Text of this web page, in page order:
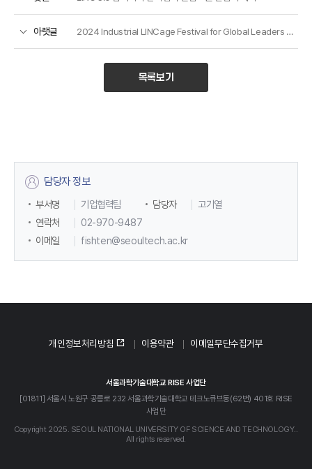
아랫글 2024 Industrial LINCage Festival for Global Leaders 서울과기대 주관대학으로 참여
목록보기
담당자 정보
부서명 기업협력팀 담당자
고기열
연락처
02-970-9487
이메일
fishten@seoultech.ac.kr
개인정보처리방침 이용약관 이메일무단수집거부
서울과학기술대학교 RISE 사업단
[01811] 서울시 노원구 공릉로 232 서울과학기술대학교 테크노큐브동(62번) 401호 RISE
사업단
Copyright 2025. SEOUL NATIONAL UNIVERSITY OF SCIENCE AND TECHNOLOGY..
All rights reserved.